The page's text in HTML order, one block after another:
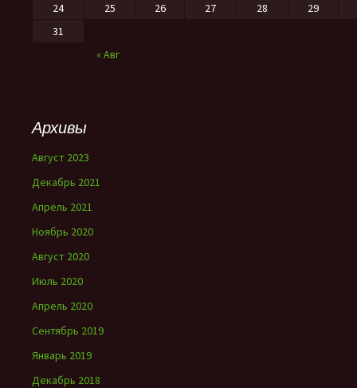
« Авг
24
25 26 27 28
29
31
Архивы
Август 2023
Декабрь 2021
Апрель 2021
Ноябрь 2020
Август 2020
Июль 2020
Апрель 2020
Сентябрь 2019
Январь 2019
Декабрь 2018